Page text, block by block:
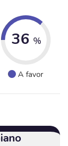
36 %
A favor